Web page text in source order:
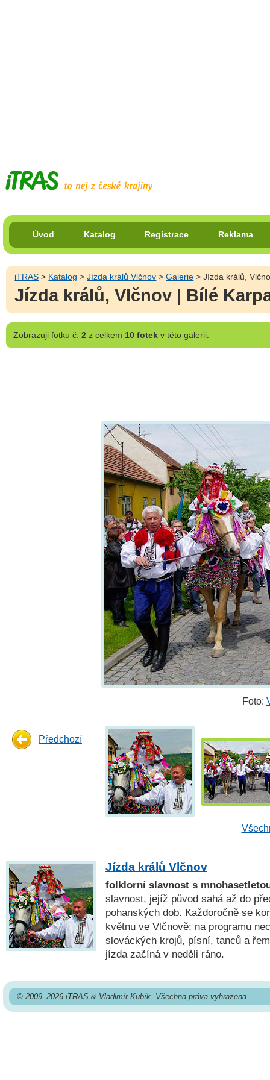
Úvod Katalog Registrace Reklama
iTRAS > Katalog >Jízda králů Vlčnov >Galerie > Jízda králů,
Jízda králů, Vlčnov | Bílé
Zobrazujifotku č. 2 z celkem 10 fotekv této galerii.
Foto:
Předchozí
Jízda králů Vlčnov
folklorní slavnost s
slavnost, jejíž původ sahá až do
pohanských dob. Každoročně se
květnu ve Vlčnově; na programu
slováckých krojů, písní, tanců a
jízda začíná v neděli ráno.
© 2009–2026 iTRAS & Vladimír Kubík. Všechna práva vyhrazena.